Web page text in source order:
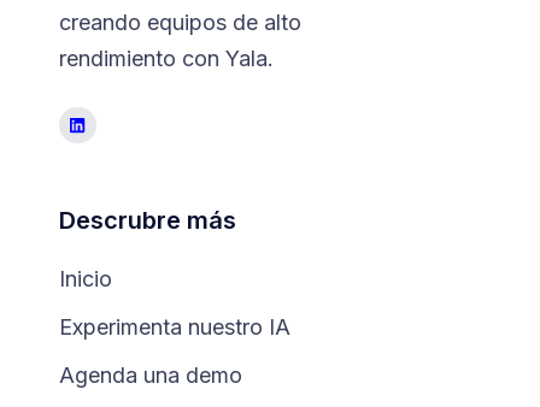
creando equipos de alto
rendimiento con Yala.
Descrubre más
Inicio
Experimenta nuestro IA
Agenda una demo